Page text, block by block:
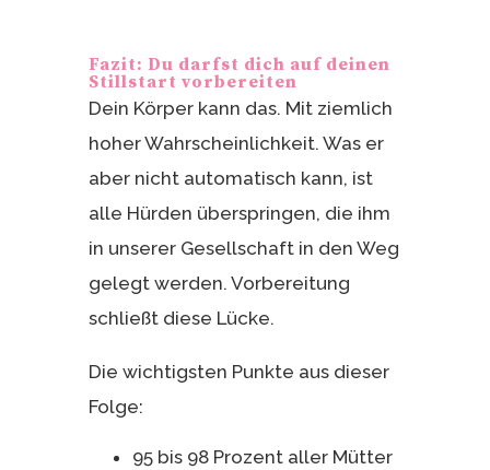
Fazit: Du darfst dich auf deinen
Stillstart vorbereiten
Dein Körper kann das. Mit ziemlich
hoher Wahrscheinlichkeit. Was er
aber nicht automatisch kann, ist
alle Hürden überspringen, die ihm
in unserer Gesellschaft in den Weg
gelegt werden. Vorbereitung
schließt diese Lücke.
Die wichtigsten Punkte aus dieser
Folge:
95 bis 98 Prozent aller Mütter